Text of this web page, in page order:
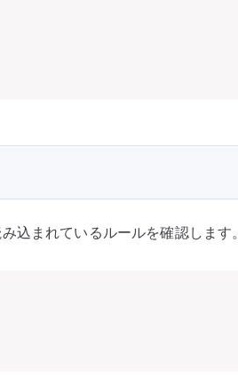
込まれているルールを確認します。